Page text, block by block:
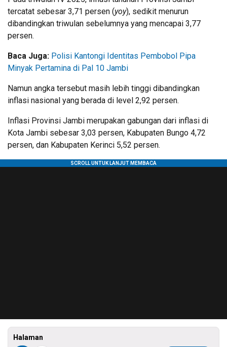
tercatat sebesar 3,71 persen (yoy), sedikit menurun
dibandingkan triwulan sebelumnya yang mencapai 3,77
persen.
Baca Juga: Polisi Kantongi Identitas Pembobol Pipa
Minyak Pertamina di Pal 10 Jambi
Namun angka tersebut masih lebih tinggi dibandingkan
inflasi nasional yang berada di level 2,92 persen.
Inflasi Provinsi Jambi merupakan gabungan dari inflasi di
Kota Jambi sebesar 3,03 persen, Kabupaten Bungo 4,72
persen, dan Kabupaten Kerinci 5,52 persen.
Halaman